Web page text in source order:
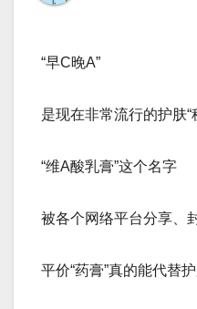
“早C晚A”
是现在非常流行的护肤“
“维A酸乳膏”这个名字
被各个网络平台分享、
平价“药膏”真的能代替